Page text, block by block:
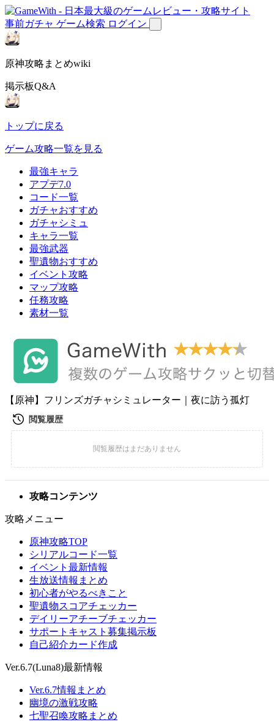
事前ガチャ ゲーム検索 ログイン
原神攻略まとめwiki
掲示板Q&A
トップに戻る
ゲーム攻略一覧を見る
最強キャラ
アプデ7.0
コード一覧
ガチャおすすめ
ガチャシミュ
キャラ一覧
最強武器
聖遺物おすすめ
イベント攻略
マップ攻略
任務攻略
素材一覧
【原神】フリンズガチャシミュレーター｜夜に訪う孤灯
攻略コンテンツ
攻略メニュー
原神攻略TOP
シリアルコード一覧
イベント最新情報
生放送情報まとめ
初心者がやるべきこと
聖遺物スコアチェッカー
デイリーアチーブチェッカー
サポートキャスト募集掲示板
自己紹介カード作成
Ver.6.7(Luna8)最新情報
Ver.6.7情報まとめ
幽境の激戦攻略
七聖召喚攻略まとめ